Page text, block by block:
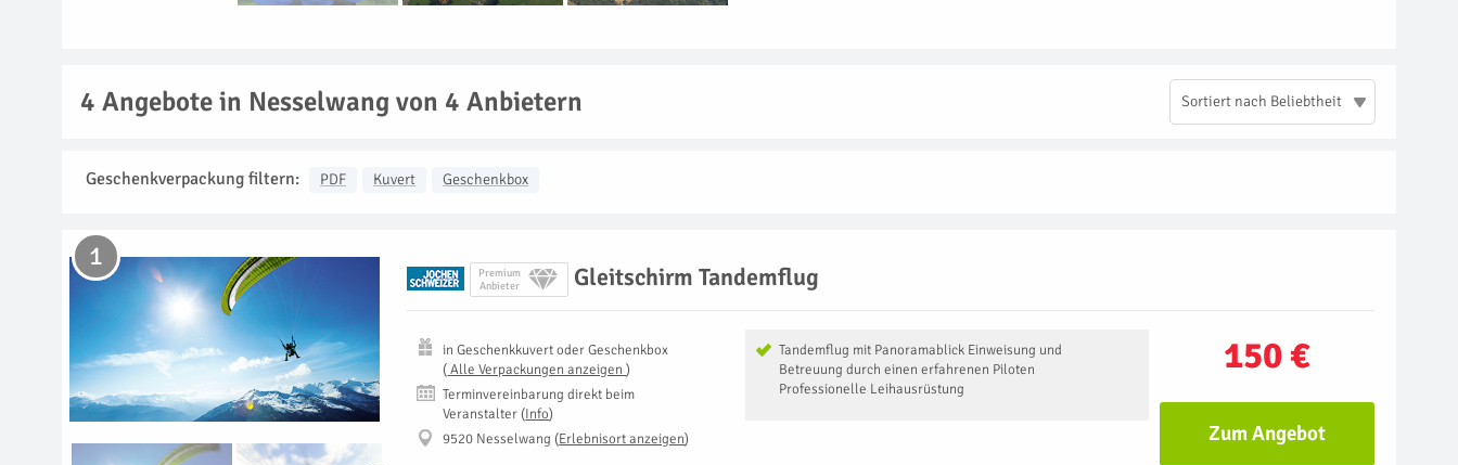
4 Angebote in Nesselwang von 4 Anbietern Sortiert nach Beliebtheit
Geschenkverpackung filtern: PDF Kuvert Geschenkbox
Premium
Anbieter
Gleitschirm Tandemflug
1
150 €
Tandemflug mit Panoramablick Einweisung und
Betreuung durch einen erfahrenen Piloten
Professionelle Leihausrüstung
inGeschenkkuvert oder Geschenkbox
( Alle Verpackungen anzeigen )
Terminvereinbarung direkt beim
Veranstalter (Info)
9520 Nesselwang (Erlebnisort anzeigen) Zum Angebot